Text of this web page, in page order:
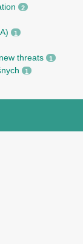
2
1
new threats 1
1